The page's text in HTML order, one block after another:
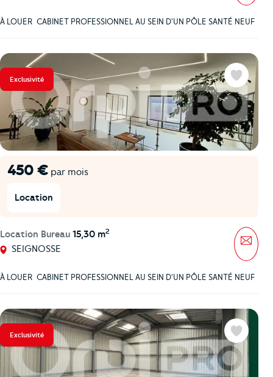
À LOUER  CABINET PROFESSIONNEL AU SEIN D'UN PÔLE SANTÉ NEUF
Exclusivité
450 € par mois
Location
Location Bureau 15,30 m2
SEIGNOSSE
Favoris
À LOUER  CABINET PROFESSIONNEL AU SEIN D'UN PÔLE SANTÉ NEUF
Exclusivité Favoris